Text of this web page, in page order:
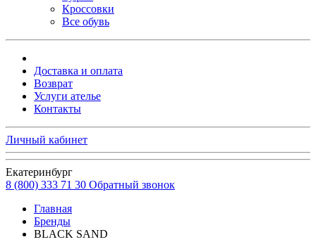
Кроссовки
Все обувь
Доставка и оплата
Возврат
Услуги ателье
Контакты
Личный кабинет
Екатеринбург
8 (800) 333 71 30 Обратный звонок
Главная
Бренды
BLACK SAND